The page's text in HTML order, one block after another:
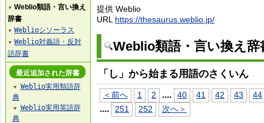
提供 Weblio
URL https://thesaurus.weblio.jp/
Weblio類語・言い換え
「し」から始まる用語のさくいん
＜前へ 1 2 .... 40 41 42 43 44
.... 251 252 次へ＞
▼ Weblio類語・言い換え
辞書
▼ Weblioシソーラス
▼ Weblio対義語・反対
語辞書
最近追加された辞書
▼
Weblio実用類語辞
典
▼
Weblio実用英語辞
典